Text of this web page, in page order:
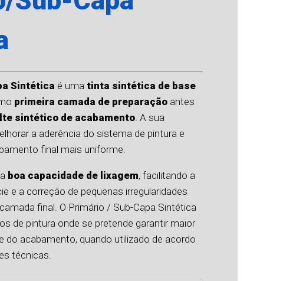
Sintética é umatinta sintética de base
primeira camada de preparação antes
sintético de acabamento. A sua
a aderência do sistema de pintura e
final mais uniforme.
boa capacidade de lixagem, facilitando a
e a correção de pequenas irregularidades
final. O Primário / Sub-Capa Sintética
de pintura onde se pretende garantir maior
do acabamento, quando utilizado de acordo
técnicas.